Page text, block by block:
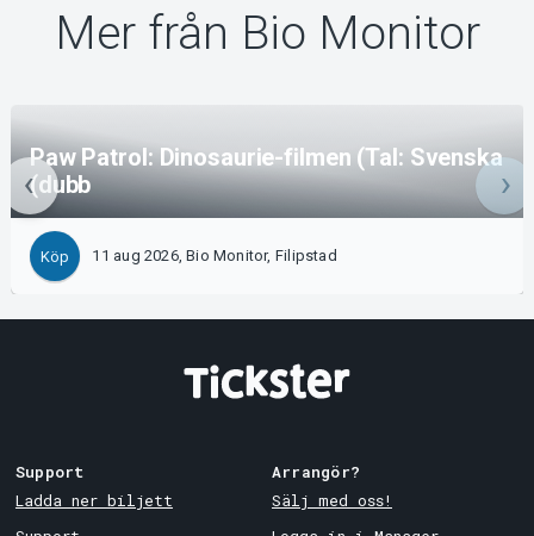
Mer från Bio Monitor
Paw Patrol: Dinosaurie-filmen (Tal: Svenska
(dubb
Köp 11 aug 2026, Bio Monitor, Filipstad
Support
Ladda ner biljett
Arrangör?
Sälj med oss!